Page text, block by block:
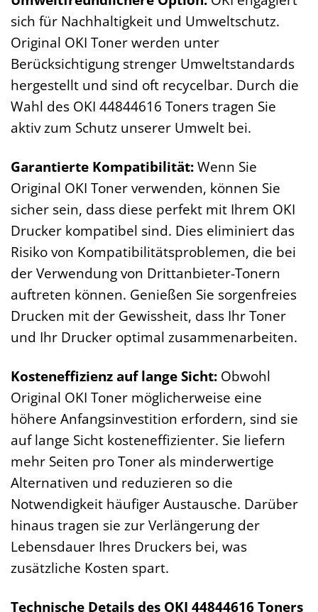
sich für Nachhaltigkeit und Umweltschutz.
Original OKI Toner werden unter
Berücksichtigung strenger Umweltstandards
hergestellt und sind oft recycelbar. Durch die
Wahl des OKI 44844616 Toners tragen Sie
aktiv zum Schutz unserer Umwelt bei.
Garantierte Kompatibilität:Wenn Sie
Original OKI Toner verwenden, können Sie
sicher sein, dass diese perfekt mit Ihrem OKI
Drucker kompatibel sind. Dies eliminiert das
Risiko von Kompatibilitätsproblemen, die bei
der Verwendung von Drittanbieter-Tonern
auftreten können. Genießen Sie sorgenfreies
Drucken mit der Gewissheit, dass Ihr Toner
und Ihr Drucker optimal zusammenarbeiten.
Kosteneffizienz auf lange Sicht: Obwohl
Original OKI Toner möglicherweise eine
höhere Anfangsinvestition erfordern, sind sie
auf lange Sicht kosteneffizienter. Sie liefern
mehr Seiten pro Toner als minderwertige
Alternativen und reduzieren so die
Notwendigkeit häufiger Austausche. Darüber
hinaus tragen sie zur Verlängerung der
Lebensdauer Ihres Druckers bei, was
zusätzliche Kosten spart.
Technische Details des OKI 44844616 Toners